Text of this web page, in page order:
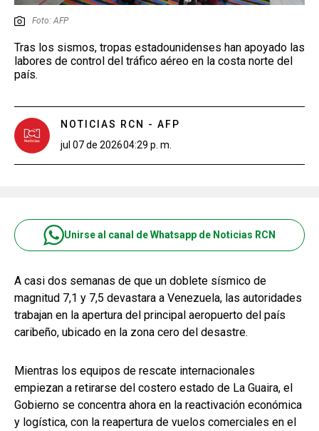
Foto: AFP
Tras los sismos, tropas estadounidenses han apoyado las
labores de control del tráfico aéreo en la costa norte del
país.
NOTICIAS RCN - AFP
jul 07 de 202604:29 p. m.
Unirse al canal de Whatsapp de Noticias RCN
A casi dos semanas de que un doblete sísmico de
magnitud 7,1 y 7,5 devastara a Venezuela, las autoridades
trabajan en la apertura del principal aeropuerto del país
caribeño, ubicado en la zona cero del desastre.
Mientras los equipos de rescate internacionales
empiezan a retirarse del costero estado de La Guaira, el
Gobierno se concentra ahora en la reactivación económica
y logística, con la reapertura de vuelos comerciales en el